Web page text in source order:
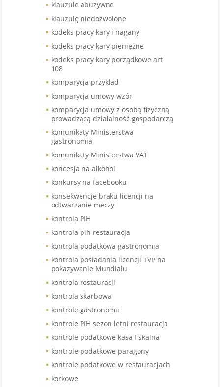
klauzule abuzywne
klauzulę niedozwolone
kodeks pracy kary i nagany
kodeks pracy kary pieniężne
kodeks pracy kary porządkowe art
108
komparycja przykład
komparycja umowy wzór
komparycja umowy z osobą fizyczną
prowadzącą działalność gospodarczą
komunikaty Ministerstwa
gastronomia
komunikaty Ministerstwa VAT
koncesja na alkohol
konkursy na facebooku
konsekwencje braku licencji na
odtwarzanie meczy
kontrola PIH
kontrola pih restauracja
kontrola podatkowa gastronomia
kontrola posiadania licencji TVP na
pokazywanie Mundialu
kontrola restauracji
kontrola skarbowa
kontrole gastronomii
kontrole PIH sezon letni restauracja
kontrole podatkowe kasa fiskalna
kontrole podatkowe paragony
kontrole podatkowe w restauracjach
korkowe